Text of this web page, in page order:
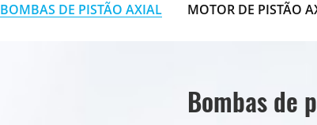
BOMBAS DE PISTÃO AXIAL MOTOR DE PISTÃO
Bombas de